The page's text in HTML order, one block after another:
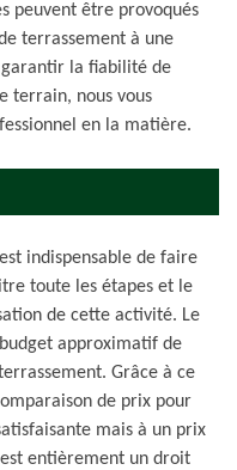
peuvent être provoqués
terrassement à une
la fiabilité de
terrain, nous vous
en la matière.
indispensable de faire
toute les étapes et le
de cette activité. Le
approximatif de
Grâce à ce
de prix pour
mais à un prix
entièrement un droit